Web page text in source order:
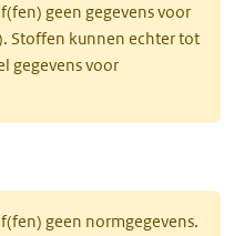
geen gegevens voor
Stoffen kunnen echter tot
gegevens voor
geen normgegevens.